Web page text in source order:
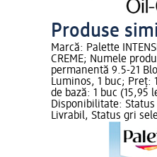
Produse
Marcă: Palette
CREME; Numele
permanentă 9.5-21
Luminos, 1 buc; Preț:
de bază: 1 buc (15,95
Disponibilitate: Status
Livrabil, Status gri